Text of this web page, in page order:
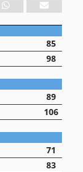
85
98
89
106
71
83